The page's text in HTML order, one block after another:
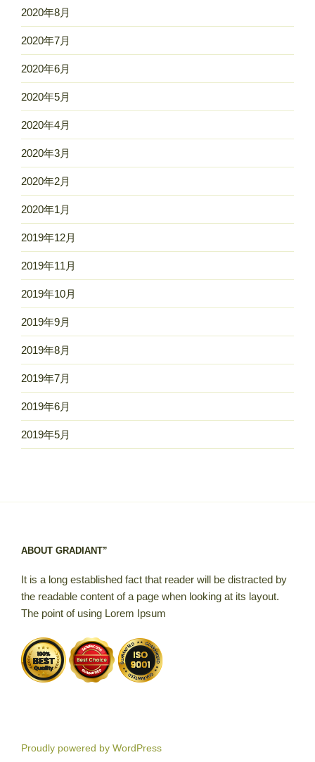
2020年8月
2020年7月
2020年6月
2020年5月
2020年4月
2020年3月
2020年2月
2020年1月
2019年12月
2019年11月
2019年10月
2019年9月
2019年8月
2019年7月
2019年6月
2019年5月
ABOUT GRADIANT”
It is a long established fact that reader will be distracted by
the readable content of a page when looking at its layout.
The point of using Lorem Ipsum
Proudly powered by WordPress